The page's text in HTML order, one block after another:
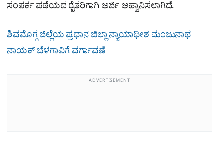
ಸಂಪರ್ಕ ಪಡೆಯದ ರೈತರಿಗಾಗಿ ಅರ್ಜಿ ಆಹ್ವಾನಿಸಲಾಗಿದೆ.
ಶಿವಮೊಗ್ಗ ಜಿಲ್ಲೆಯ ಪ್ರಧಾನ ಜಿಲ್ಲಾ ನ್ಯಾಯಾಧೀಶ ಮಂಜುನಾಥ
ನಾಯಕ್ ಬೆಳಗಾವಿಗೆ ವರ್ಗಾವಣೆ
ADVERTISEMENT